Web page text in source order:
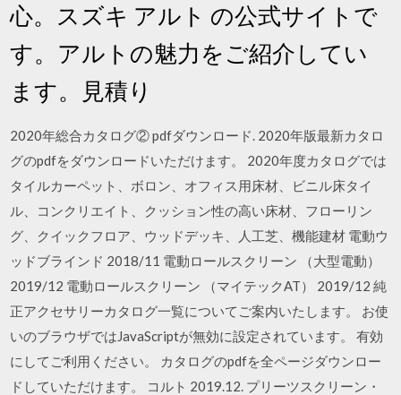
心。スズキ アルト の公式サイトで
す。アルトの魅力をご紹介してい
ます。見積り
2020年総合カタログ② pdfダウンロード. 2020年版最新カタロ
グのpdfをダウンロードいただけます。 2020年度カタログでは
タイルカーペット、ボロン、オフィス用床材、ビニル床タイ
ル、コンクリエイト、クッション性の高い床材、フローリン
グ、クイックフロア、ウッドデッキ、人工芝、機能建材 電動ウ
ッドブラインド 2018/11 電動ロールスクリーン （大型電動）
2019/12 電動ロールスクリーン （マイテックAT） 2019/12 純
正アクセサリーカタログ一覧についてご案内いたします。 お使
いのブラウザではJavaScriptが無効に設定されています。 有効
にしてご利用ください。 カタログのpdfを全ページダウンロー
ドしていただけます。 コルト 2019.12. プリーツスクリーン・